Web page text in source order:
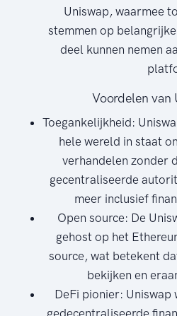
Uniswap, waarmee
stemmen op
deel kunnen nemen
Voordelen van
Toegankelijkheid:
hele wereld in staat
verhandelen zonder
gecentraliseerde
meer inclusief
Open source: De
gehost op het
source, wat betekent
bekijken en
DeFi pionier: Uniswap
gedecentraliseerde